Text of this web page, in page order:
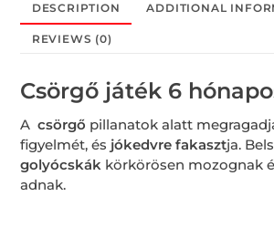
DESCRIPTION ADDITIONAL
REVIEWS (0)
Csörgő játék 6
A csörgő pillanatok alatt
figyelmét, és jókedvre fakasztja.
golyócskák körkörösen mozognak
adnak.